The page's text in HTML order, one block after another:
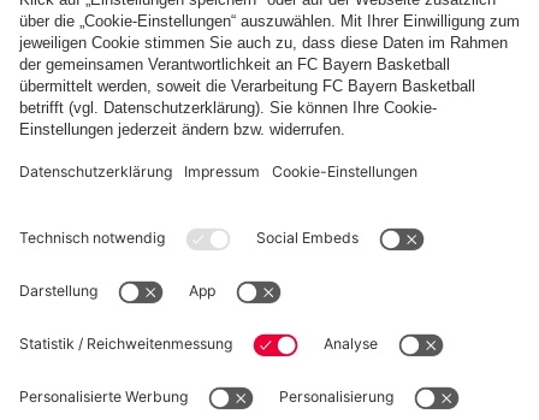
FC Bayern Store App
WIDERRUF
Datenschutz
Cookie Details